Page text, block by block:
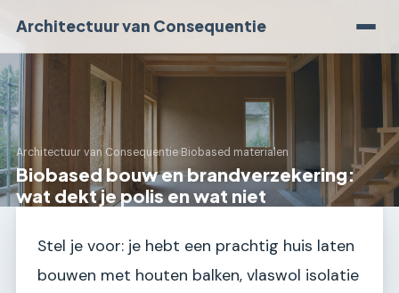
Architectuur van Consequentie
Architectuur van Consequentie›Biobased materialen
Biobased bouw en brandverzekering:
wat dekt je polis en wat niet
Stel je voor: je hebt een prachtig huis laten
bouwen met houten balken, vlaswol isolatie